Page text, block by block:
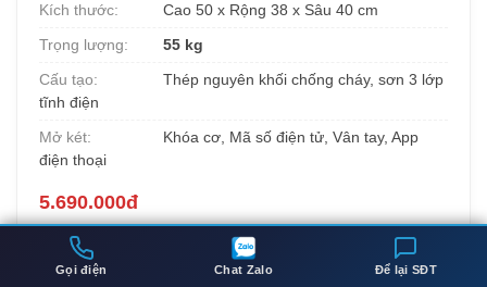
Gọi điện Chat Zalo Để lại SĐT
Kích thước:
Cao 50 x Rộng 38 x Sâu 40 cm
Trọng lượng:
55 kg
Cấu tạo:
Thép nguyên khối chống cháy, sơn 3 lớp
tĩnh điện
Mở két:
Khóa cơ, Mã số điện tử, Vân tay, App
điện thoại
5.690.000đ
Két sắt việt tiệp BO50BF Pro màu trắng
là lựa chọn phổ
biến cho hộ gia đình tại Chung cư Dolphin Plaza với trọng